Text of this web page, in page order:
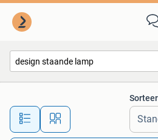
Alle afstanden…